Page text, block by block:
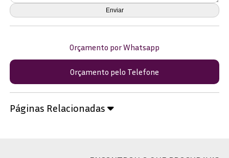
Orçamento por Whatsapp
Orçamento pelo Telefone
Páginas Relacionadas